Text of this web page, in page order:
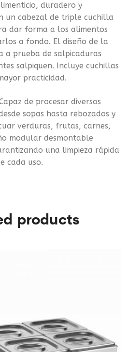
duradero y
un cabezal de triple cuchilla
dar forma a los alimentos
a fondo. El diseño de la
a prueba de salpicaduras
salpiquen. Incluye cuchillas
practicidad.
de procesar diversos
sopas hasta rebozados y
verduras, frutas, carnes,
modular desmontable
una limpieza rápida
cada uso.
products